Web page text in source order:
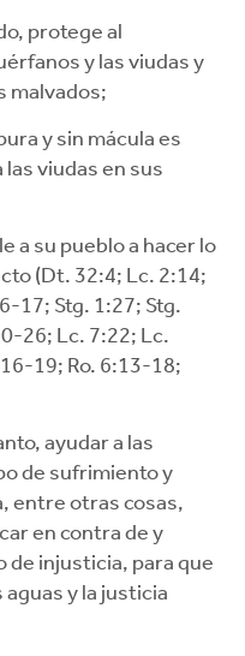
protege al
y las viudas y
malvados;
y sin mácula es
viudas en sus
a su pueblo a hacer lo
(Dt. 32:4; Lc. 2:14;
17; Stg. 1:27; Stg.
26; Lc. 7:22; Lc.
19; Ro. 6:13-18;
ayudar a las
de sufrimiento y
entre otras cosas,
en contra de y
de injusticia, para que
y la justicia